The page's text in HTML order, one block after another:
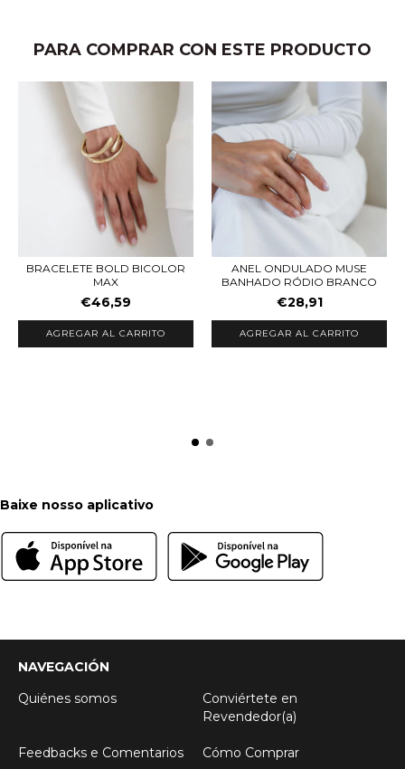
PARA COMPRAR CON ESTE PRODUCTO
BRACELETE BOLD BICOLOR
MAX
€46,59
AGREGAR AL CARRITO
ANEL ONDULADO MUSE
BANHADO RÓDIO BRANCO
€28,91
AGREGAR AL CARRITO
Baixe nosso aplicativo
NAVEGACIÓN
Quiénes somos
Conviértete en
Revendedor(a)
Feedbacks e Comentarios Cómo Comprar